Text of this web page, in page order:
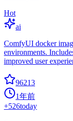
Hot
ai
ComfyUI docker
environments.
improved user
96213
1年前
+526today